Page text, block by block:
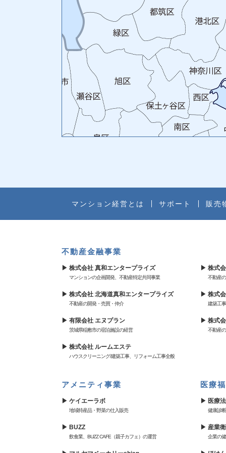
マンション経営とは サポート 販売
不動産金融事業
株式会社 真和エンタープライズ
マンションの企画開発、不動産特定共同事業
株式
不動産
株式会社 北海道真和エンタープライズ
不動産の開発・売買・仲介
株式
建築工
有限会社 エヌプラン
茨城県稲敷市の宿泊施設の経営
株式
不動産
株式会社 ルームエステ
ハウスクリーニング/建築工事、リフォーム工事全般
アメニティ事業
ケイエーラボ
地域特産品・野菜の仕入販売
BUZZ
飲食業、BUZZ CAFE（親子カフェ）の運営
医療
医療
健康診
産業
企業の